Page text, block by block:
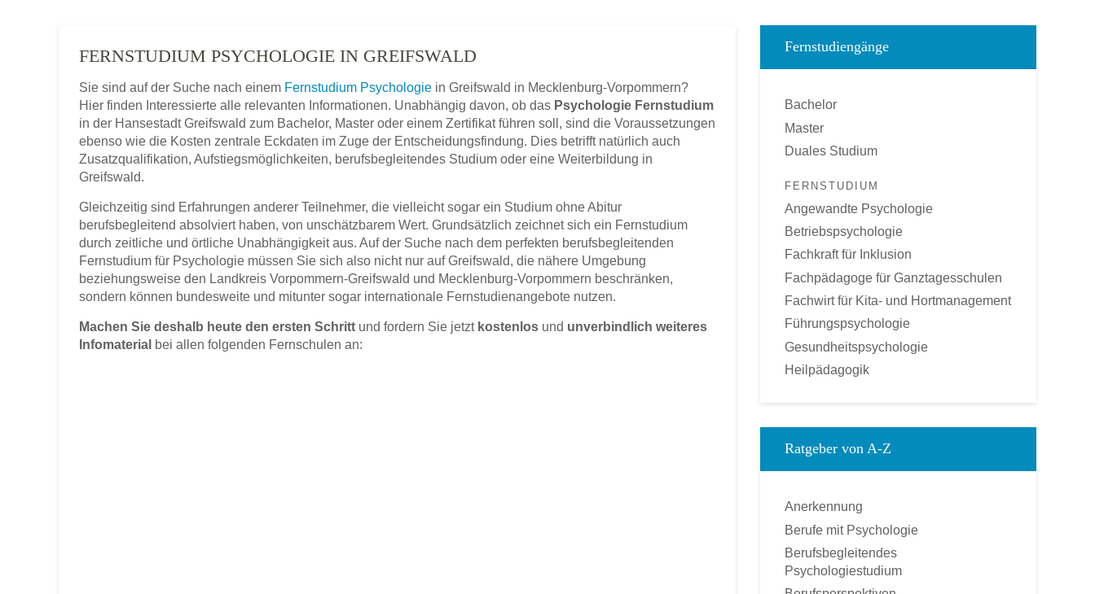
FERNSTUDIUM PSYCHOLOGIE IN GREIFSWALD
Sie sind auf der Suche nach einem Fernstudium Psychologie in Greifswald in Mecklenburg-Vorpommern?
Hier finden Interessierte alle relevanten Informationen. Unabhängig davon, ob das Psychologie Fernstudium
in der Hansestadt Greifswald zum Bachelor, Master oder einem Zertifikat führen soll, sind die Voraussetzungen
ebenso wie die Kosten zentrale Eckdaten im Zuge der Entscheidungsfindung. Dies betrifft natürlich auch
Zusatzqualifikation, Aufstiegsmöglichkeiten, berufsbegleitendes Studium oder eine Weiterbildung in
Greifswald.
Gleichzeitig sind Erfahrungen anderer Teilnehmer, die vielleicht sogar ein Studium ohne Abitur
berufsbegleitend absolviert haben, von unschätzbarem Wert. Grundsätzlich zeichnet sich ein Fernstudium
durch zeitliche und örtliche Unabhängigkeit aus. Auf der Suche nach dem perfekten berufsbegleitenden
Fernstudium für Psychologie müssen Sie sich also nicht nur auf Greifswald, die nähere Umgebung
beziehungsweise den Landkreis Vorpommern-Greifswald und Mecklenburg-Vorpommern beschränken,
sondern können bundesweite und mitunter sogar internationale Fernstudienangebote nutzen.
Machen Sie deshalb heute den ersten Schritt und fordern Sie jetzt kostenlos und unverbindlich weiteres
Infomaterial bei allen folgenden Fernschulen an:
Fernstudiengänge
Bachelor
Master
Duales Studium
FERNSTUDIUM
Angewandte Psychologie
Betriebspsychologie
Fachkraft für Inklusion
Fachpädagoge für Ganztagesschulen
Fachwirt für Kita- und Hortmanagement
Führungspsychologie
Gesundheitspsychologie
Heilpädagogik
Ökonomische Psychologie
Pädagogische Psychologie
Personal und Business Coach
Praktische Psychologie
Ratgeber von A-Z
Anerkennung
Berufe mit Psychologie
Berufsbegleitendes
Psychologiestudium